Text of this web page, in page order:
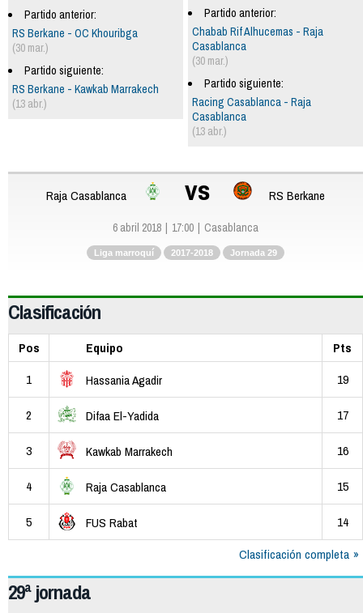
Partido anterior:
Chabab Rif Alhucemas - Raja
Casablanca
(30 mar.)
Partido siguiente:
Racing Casablanca - Raja
Casablanca
(13 abr.)
Partido anterior:
RS Berkane - OC Khouribga
(30 mar.)
Partido siguiente:
RS Berkane - Kawkab Marrakech
(13 abr.)
Raja Casablanca vs RS Berkane
6 abril 2018 17:00 Casablanca
Liga marroquí 2017-2018 Jornada 29
Clasificación
Pos Equipo
Pts
1
Hassania Agadir 19
2 Difaa El-Yadida 17
3 Kawkab Marrakech 16
4 Raja Casablanca 15
5 FUS Rabat
14
Clasificación completa
29ª jornada